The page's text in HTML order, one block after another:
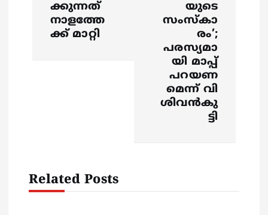
o
n
ക്കുന്നത്
നാളത്തേ
ക്ക് മാറ്റി
യുടെ
സംസ്കാ
രം’;
പരസ്യമാ
യി മാപ്പ്
പറയണ
മെന്ന് വി
ശിവൻകു
ട്ടി
Related Posts